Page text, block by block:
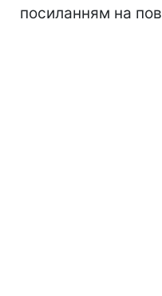
посиланням на